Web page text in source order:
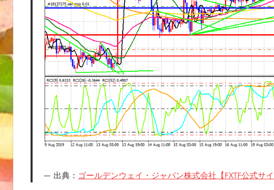
出典： ゴールデンウェイ・ジャパン株式会社【FXTF公式サイ